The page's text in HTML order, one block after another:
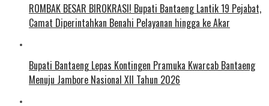
ROMBAK BESAR BIROKRASI! Bupati Bantaeng Lantik 19 Pejabat,
Camat Diperintahkan Benahi Pelayanan hingga ke Akar
Bupati Bantaeng Lepas Kontingen Pramuka Kwarcab Bantaeng
Menuju Jambore Nasional XII Tahun 2026